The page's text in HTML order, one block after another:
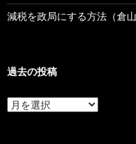
減税を政局にする方法（倉
過去の投稿
過
去